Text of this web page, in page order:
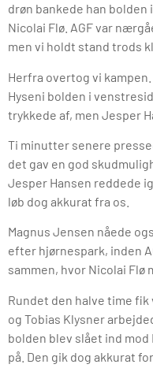
drøn bankede han
Nicolai Flø. AGF var
men vi holdt stand trods
Herfra overtog vi
Hyseni bolden i
trykkede af, men Jesper
Ti minutter senere
det gav en god
Jesper Hansen reddede
løb dog akkurat fra os.
Magnus Jensen nåede
efter hjørnespark, inden
sammen, hvor Nicolai Flø
Rundet den halve time fik
og Tobias Klysner
bolden blev slået ind
på. Den gik dog akkurat